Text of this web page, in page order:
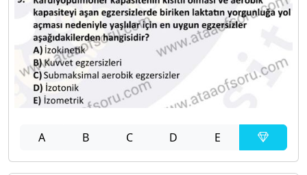
A B C D E